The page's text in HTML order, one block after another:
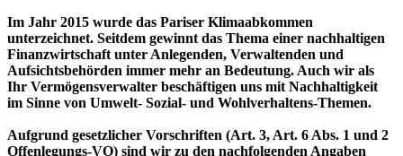
Im Jahr 2015 wurde das Pariser Klimaabkommen
unterzeichnet. Seitdem gewinnt das Thema einer nachhaltigen
Finanzwirtschaft unter Anlegenden, Verwaltenden und
Aufsichtsbehörden immer mehr an Bedeutung. Auch wir als
Ihr Vermögensverwalter beschäftigen uns mit Nachhaltigkeit
im Sinne von Umwelt- Sozial- und Wohlverhaltens-Themen.
Aufgrund gesetzlicher Vorschriften (Art. 3, Art. 6 Abs. 1 und 2
Offenlegungs-VO) sind wir zu den nachfolgenden Angaben